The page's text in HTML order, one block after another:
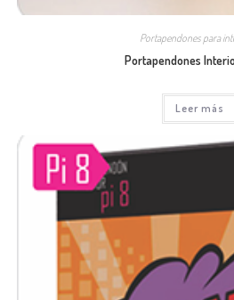
Portapendones para
Portapendones
Leer más